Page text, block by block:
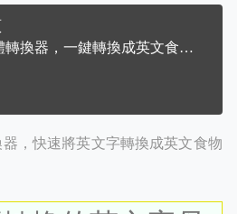
換器，一鍵轉換成英文食物字體
，快速將英文字轉換成英文食物